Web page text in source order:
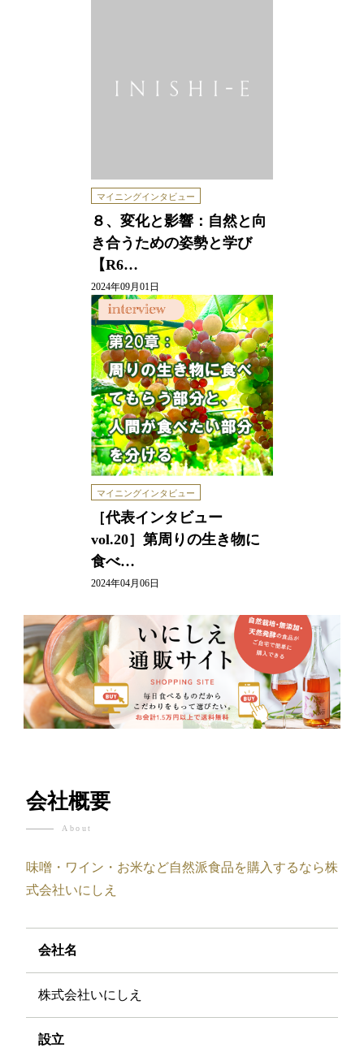
マイニングインタビュー
８、変化と影響：自然と向
き合うための姿勢と学び
【R6…
2024年09月01日
マイニングインタビュー
［代表インタビュー
vol.20］第周りの生き物に
食べ…
2024年04月06日
会社概要
About
味噌・ワイン・お米など自然派食品を購入するなら株
式会社いにしえ
会社名
株式会社いにしえ
設立